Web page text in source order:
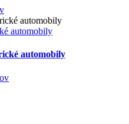
automobily
automobily